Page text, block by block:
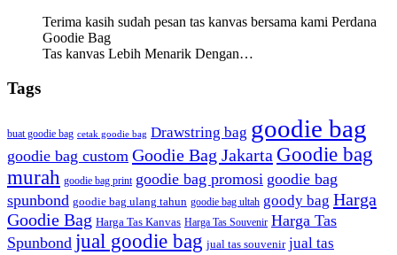
Terima kasih sudah pesan tas kanvas bersama kami Perdana
Goodie Bag
Tas kanvas Lebih Menarik Dengan…
Tags
buat goodie bag cetak goodie bag Drawstring bag goodie bag
goodie bag custom Goodie Bag Jakarta Goodie bag
murah goodie bag print goodie bag promosi goodie bag
spunbond goodie bag ulang tahun goodie bag ultah goody bag Harga
Goodie Bag Harga Tas Kanvas Harga Tas Souvenir Harga Tas
Spunbond jual goodie bag jual tas souvenir jual tas